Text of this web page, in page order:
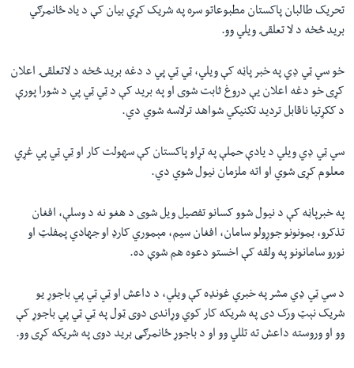
تحریک طالبان پاکستان مطبوعاتو سره په شريک کړي بيان کې د ياد ځانمرګي
برید څخه د لا تعلقۍ ويلي وو.
خو سي ټي ډي په خبر پاڼه کې ويلي، ټي ټي پي د دغه بريد څخه د لاتعلقۍ اعلان
کړی خو دغه اعلان یې دروغ ثابت شوی او په برید کې د ټي ټي پي د شورا پورې
د ککړتيا ناقابل ترديد تکنيکي شواهد ترلاسه شوي دي.
سي ټي ډي ويلي د يادې حملې په تړاو پاکستان کې سهولت کار او ټي ټي پي غړي
معلوم کړی شوي او اته ملزمان نيول شوي دي.
په خبرپاڼه کې د نيول شوو کسانو تفصيل ويل شوی د هغو نه د وسلې، افغان
تذکرو، بمونونو جوړولو سامان، افغان سيم، مېموري کارډ او جهادي پمفلټ او
نورو سامانونو په ولقه کې اخستو دعوه هم شوې ده.
د سي ټي ډي مشر په خبري غونډه کې ويلي، د داعش او ټي ټي پي باجوړ يو
شريک نېټ ورک دی په شريکه کار کوي وړاندی دوی ټول په ټي ټي پي باجوړ کې
وو او وروسته داعش ته تللي وو او د باجوړ ځانمرګی بريد دوی په شريکه کړی وو.